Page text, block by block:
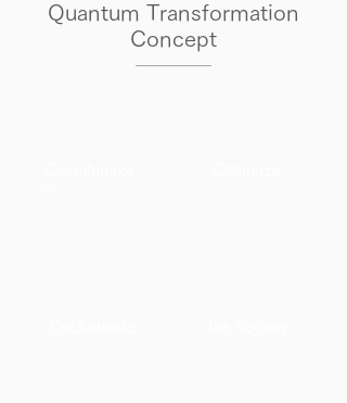
Quantum Transformation
Concept